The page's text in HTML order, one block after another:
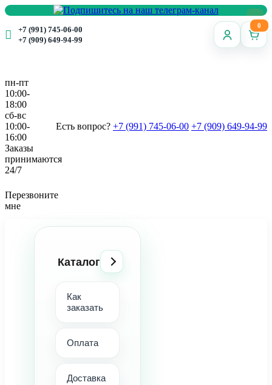
+7 (991) 745-06-00
+7 (909) 649-94-99
0
пн-пт
10:00-
18:00
сб-вс
10:00-
16:00
Заказы
принимаются
24/7
Есть вопрос? +7 (991) 745-06-00 +7 (909) 649-94-99
Перезвоните
мне
Каталог
Как
заказать
Оплата
Доставка